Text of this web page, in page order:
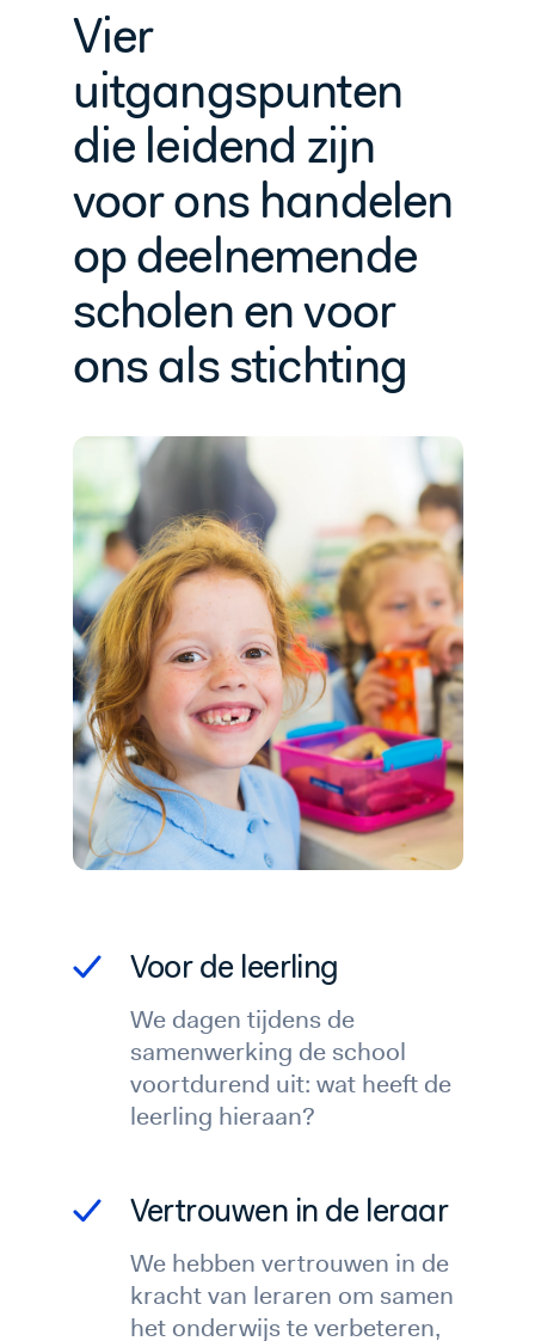
Vier
uitgangspunten
die leidend zijn
voor ons handelen
op deelnemende
scholen en voor
ons als stichting
Voor de leerling
We dagen tijdens de
samenwerking de school
voortdurend uit: wat heeft de
leerling hieraan?
Vertrouwen in de leraar
We hebben vertrouwen in de
kracht van leraren om samen
het onderwijs te verbeteren,